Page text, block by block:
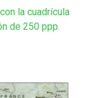
la cuadrícula
de 250 ppp.